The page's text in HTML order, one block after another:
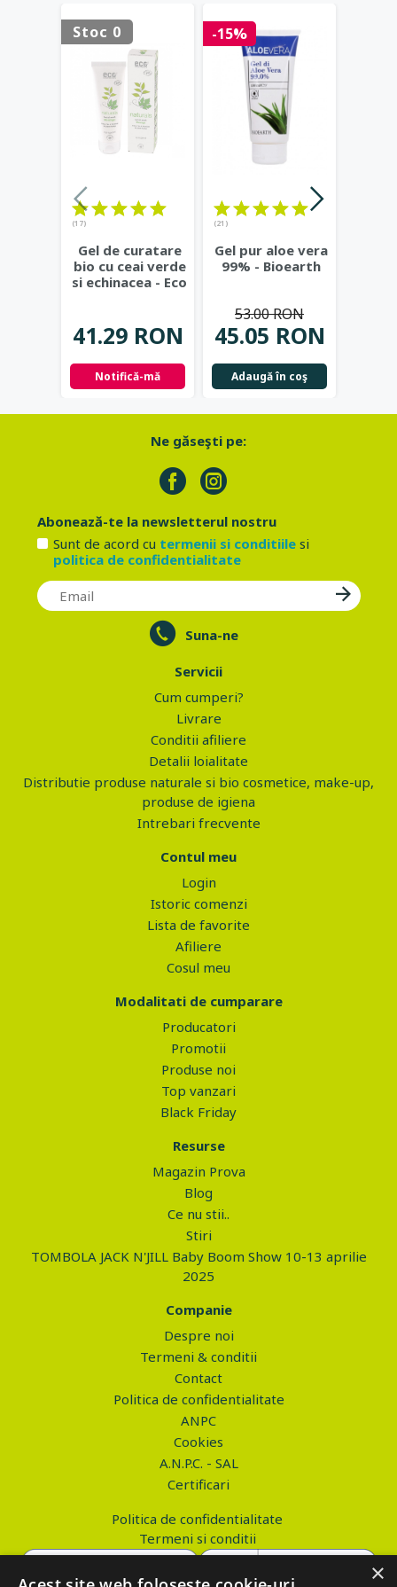
Stoc 0
(17)
Gel de curatare
bio cu ceai verde
si echinacea - Eco
41.29 RON
Notifică-mă
-15%
(21)
Gel pur aloe vera
99% - Bioearth
45.05 RON
53.00 RON
Adaugă în coş
Ne găseşti pe:
Abonează-te la newsletterul nostru
Sunt de acord cu termenii si conditiilesi
politica de confidentialitate
Suna-ne
Servicii
Cum cumperi?
Livrare
Conditii afiliere
Detalii loialitate
Distributie produse naturale si bio cosmetice, make-up,
produse de igiena
Intrebari frecvente
Contul meu
Login
Istoric comenzi
Lista de favorite
Afiliere
Cosul meu
Modalitati de cumparare
Producatori
Promotii
Produse noi
Top vanzari
Black Friday
Resurse
Magazin Prova
Blog
Ce nu stii..
Stiri
TOMBOLA JACK N'JILL Baby Boom Show 10-13 aprilie
2025
Companie
Despre noi
Termeni & conditii
Contact
Politica de confidentialitate
ANPC
Cookies
A.N.P.C. - SAL
Certificari
Politica de confidentialitate
Termeni si conditii
×